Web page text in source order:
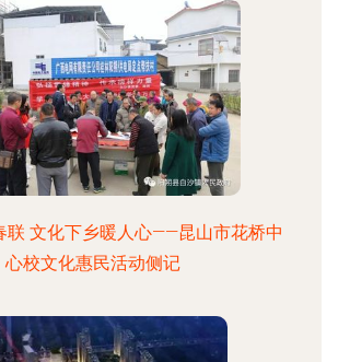
联 文化下乡暖人心——昆山市花桥中
心校文化惠民活动侧记